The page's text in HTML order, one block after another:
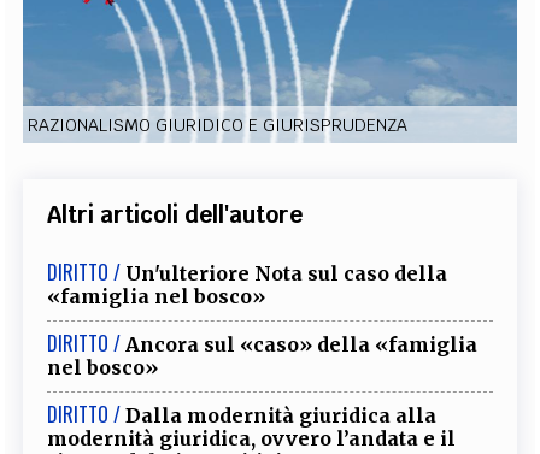
EXTRA
RUBRICHE LIBRI PROCEEDINGS PUBBLICITÀ CONTATTI
SOCIAL MEDIA
RAZIONALISMO GIURIDICO E GIURISPRUDENZA
Altri articoli dell'autore
DIRITTO / Un'ulteriore Nota sul caso della
«famiglia nel bosco»
DIRITTO / Ancora sul «caso» della «famiglia
nel bosco»
DIRITTO / Dalla modernità giuridica alla
modernità giuridica, ovvero l’andata e il